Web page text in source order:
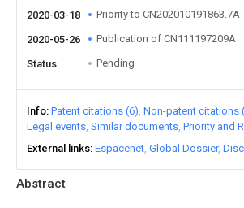
Abstract
2020-03-18
Priority to CN202010191863.7A
2020-05-26 Publication of CN111197209A
Status Pending
Info Patent citations (6) Non-patent citations
Legal events Similar documents Priority and
External links Espacenet Global Dossier